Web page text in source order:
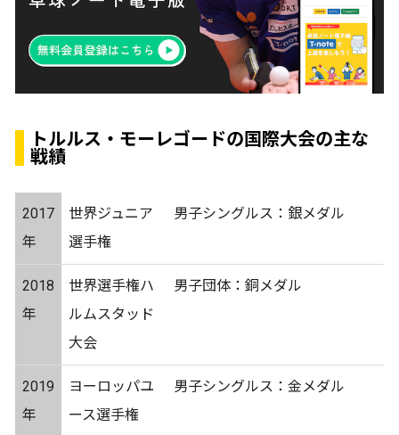
トルルス・モーレゴードの国際大会の主な
戦績
2017
年
世界ジュニア
選手権
男子シングルス：銀メダル
2018
年
世界選手権ハ
ルムスタッド
大会
男子団体：銅メダル
2019
年
ヨーロッパユ
ース選手権
男子シングルス：金メダル